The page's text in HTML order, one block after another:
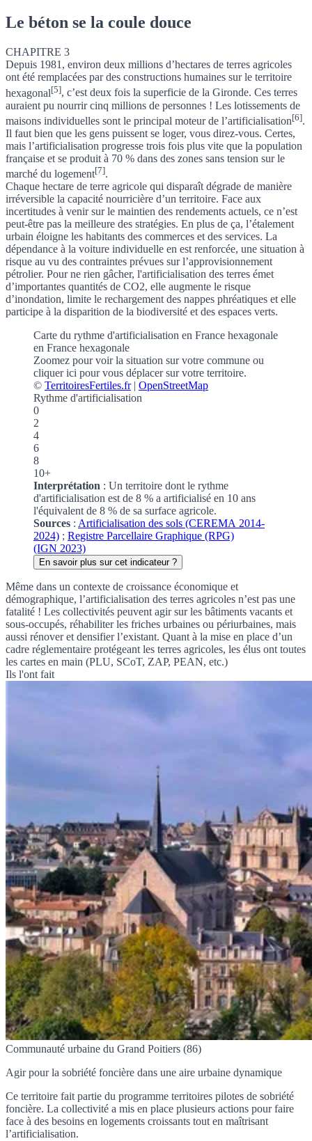
Le béton se la coule douce
CHAPITRE 3
Depuis 1981, environ deux millions d’hectares de terres agricoles
ont été remplacées par des constructions humaines sur le territoire
hexagonal[5], c’est deux fois la superficie de la Gironde. Ces terres
auraient pu nourrir cinq millions de personnes ! Les lotissements de
maisons individuelles sont le principal moteur de l’artificialisation[6].
Il faut bien que les gens puissent se loger, vous direz-vous. Certes,
mais l’artificialisation progresse trois fois plus vite que la population
française et se produit à 70 % dans des zones sans tension sur le
marché du logement[7].
Chaque hectare de terre agricole qui disparaît dégrade de manière
irréversible la capacité nourricière d’un territoire. Face aux
incertitudes à venir sur le maintien des rendements actuels, ce n’est
peut-être pas la meilleure des stratégies. En plus de ça, l’étalement
urbain éloigne les habitants des commerces et des services. La
dépendance à la voiture individuelle en est renforcée, une situation à
risque au vu des contraintes prévues sur l’approvisionnement
pétrolier. Pour ne rien gâcher, l'artificialisation des terres émet
d’importantes quantités de CO2, elle augmente le risque
d’inondation, limite le rechargement des nappes phréatiques et elle
participe à la disparition de la biodiversité et des espaces verts.
Carte du rythme d'artificialisation en France hexagonale
en France hexagonale
Zoomez pour voir la situation sur votre commune ou
cliquer ici pour vous déplacer sur votre territoire.
© TerritoiresFertiles.fr| OpenStreetMap
Rythme d'artificialisation
0
2
4
6
8
10+
Interprétation : Un territoire dont le rythme
d'artificialisation est de 8 % a artificialisé en 10 ans
l'équivalent de 8 % de sa surface agricole.
Sources : Artificialisation des sols (CEREMA 2014-
2024) ; Registre Parcellaire Graphique (RPG)
(IGN 2023)
En savoir plus sur cet indicateur ?
Même dans un contexte de croissance économique et
démographique, l’artificialisation des terres agricoles n’est pas une
fatalité ! Les collectivités peuvent agir sur les bâtiments vacants et
sous-occupés, réhabiliter les friches urbaines ou périurbaines, mais
aussi rénover et densifier l’existant. Quant à la mise en place d’un
cadre réglementaire protégeant les terres agricoles, les élus ont toutes
les cartes en main (PLU, SCoT, ZAP, PEAN, etc.)
Ils l'ont fait
Communauté urbaine du Grand Poitiers (86)
Agir pour la sobriété foncière dans une aire urbaine dynamique
Ce territoire fait partie du programme territoires pilotes de sobriété
foncière. La collectivité a mis en place plusieurs actions pour faire
face à des besoins en logements croissants tout en maîtrisant
l’artificialisation.